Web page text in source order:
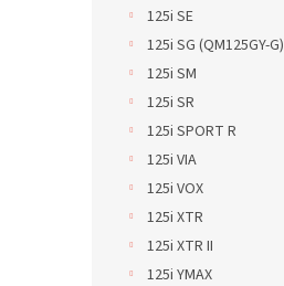
125i SE
125i SG (QM125GY-G)
125i SM
125i SR
125i SPORT R
125i VIA
125i VOX
125i XTR
125i XTR II
125i YMAX